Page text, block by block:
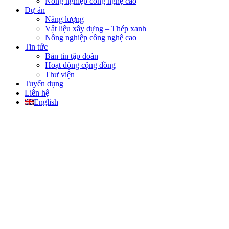
Dự án
Năng lượng
Vật liệu xây dựng – Thép xanh
Nông nghiệp công nghệ cao
Tin tức
Bản tin tập đoàn
Hoạt động cộng đồng
Thư viện
Tuyển dụng
Liên hệ
English